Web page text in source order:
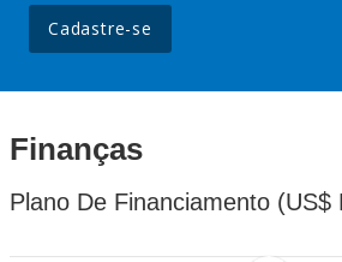
Cadastre-se
Finanças
Plano De Financiamento (US$